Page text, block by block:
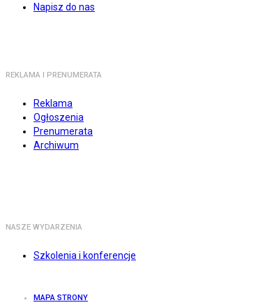
Napisz do nas
REKLAMA I PRENUMERATA
Reklama
Ogłoszenia
Prenumerata
Archiwum
NASZE WYDARZENIA
Szkolenia i konferencje
MAPA STRONY